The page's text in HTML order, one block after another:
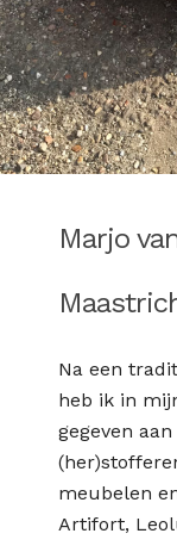
Marjo
Na een
heb ik in
gegeven
meubelen
Artifort,